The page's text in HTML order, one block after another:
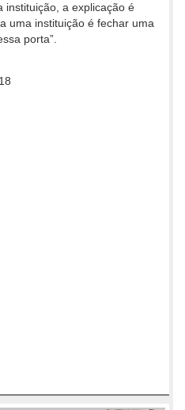
instituição, a explicação é
uma instituição é fechar uma
porta”.